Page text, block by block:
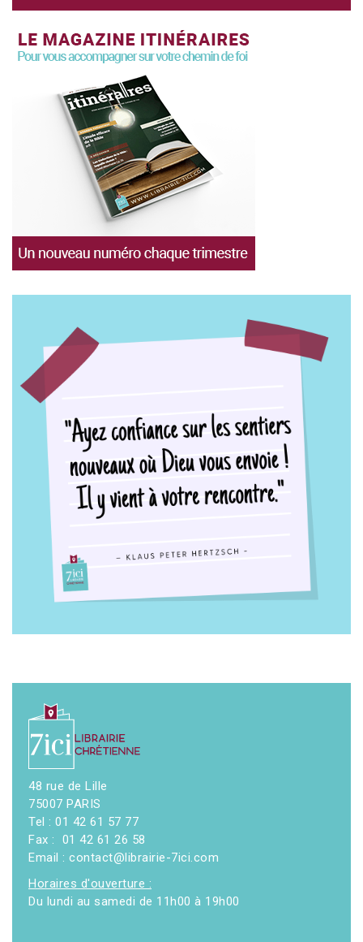
48 rue de Lille
75007 PARIS
Tel : 01 42 61 57 77
Fax : 01 42 61 26 58
Email : contact@librairie-7ici.com
Horaires d'ouverture :
Du lundi au samedi de 11h00 à 19h00